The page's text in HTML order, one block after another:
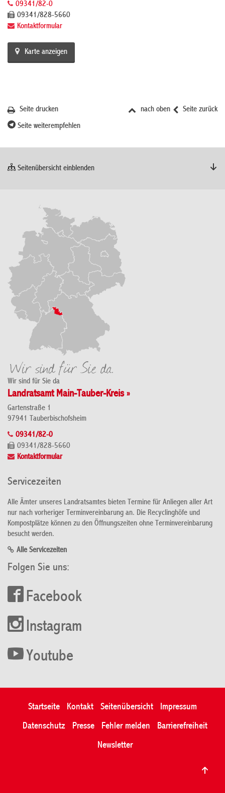
09341/82-0
09341/828-5660
Kontaktformular
Karte anzeigen
Seite zurück
nach oben
Seite drucken
Seite weiterempfehlen
Seitenübersicht einblenden
Wir sind für Sie da
Landratsamt Main-Tauber-Kreis »
Gartenstraße 1
97941 Tauberbischofsheim
09341/82-0
09341/828-5660
Kontaktformular
Servicezeiten
Alle Ämter unseres Landratsamtes bieten Termine für Anliegen aller Art
nur nach vorheriger Terminvereinbarung an. Die Recyclinghöfe und
Kompostplätze können zu den Öffnungszeiten ohne Terminvereinbarung
besucht werden.
Alle Servicezeiten
Folgen Sie uns:
Facebook
Instagram
Youtube
Startseite Kontakt Seitenübersicht
Impressum
Datenschutz
Presse Fehler melden
Barrierefreiheit
Newsletter